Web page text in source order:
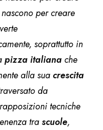
per creare
soprattutto in
pizza italianache
alla suacrescita
da
tecniche
trascuole,